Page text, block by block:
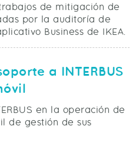
de mitigación de
por la auditoría de
Business de IKEA.
a INTERBUS
en la operación de
de gestión de sus